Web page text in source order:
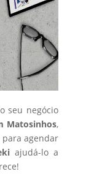
seu negócio
Matosinhos,
agendar
ajudá-lo a